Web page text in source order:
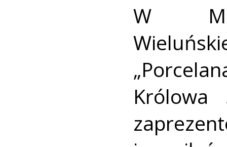
W
Królowa